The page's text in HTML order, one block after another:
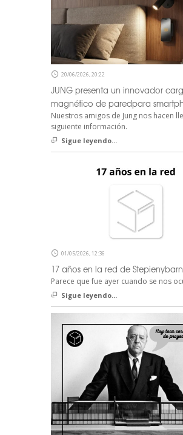
20/06/2026, 20:22
JUNG presenta un innovador
magnético de paredpara
Nuestros amigos de Jung nos hacen
siguiente información.
Sigue leyendo...
01/05/2026, 12:36
17 años en la red de
Parece que fue ayer cuando se nos
Sigue leyendo...